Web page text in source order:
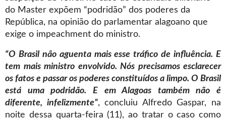
do Master expõem “podridão” dos poderes da
República, na opinião do parlamentar alagoano que
exige o impeachment do ministro.
“O Brasil não aguenta mais esse tráfico de influência. E
tem mais ministro envolvido. Nós precisamos esclarecer
os fatos e passar os poderes constituídos a limpo. O Brasil
está uma podridão. E em Alagoas também não é
diferente, infelizmente”, concluiu Alfredo Gaspar, na
noite dessa quarta-feira (11), ao tratar o caso como